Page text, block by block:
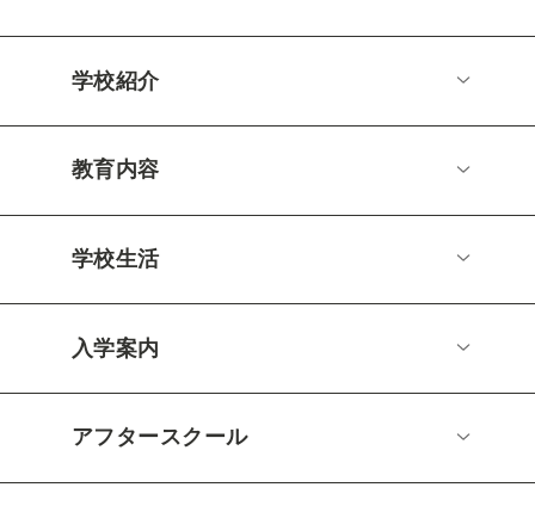
学校紹介
教育内容
学校生活
入学案内
アフタースクール